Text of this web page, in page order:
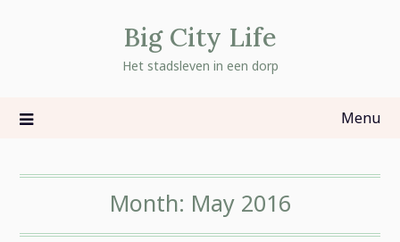
Big City Life
Het stadsleven in een dorp
Menu
Month: May 2016